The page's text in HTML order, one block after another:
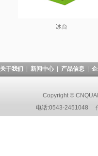
冰台
关于我们 新闻中心| 产品信息|
Copyright ©
电话:0543-2451048